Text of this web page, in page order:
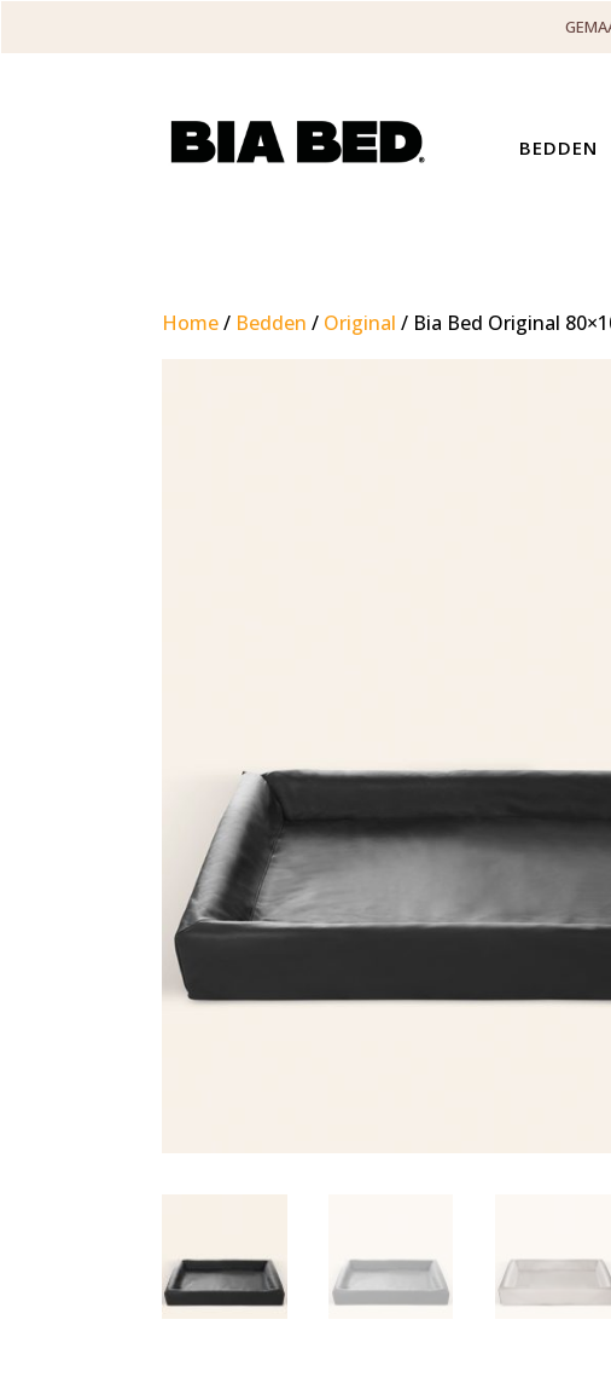
BEDDEN
Home/ Bedden / Original / Bia Bed Original